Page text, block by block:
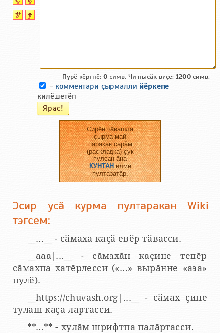
Пурӗ кӗртнӗ: 0 симв. Чи пысӑк виҫе: 1200 симв.
- комментари ҫырмалли йӗркепе
килӗшетӗп
Сирӗн чӑвашла
ҫырма май
паракан сарӑм
(раскладка) ҫук
пулсан ӑна
КУНТАНилме
пултаратӑр.
Эсир усӑ курма пултаракан Wiki
тэгсем:
__...__ - сӑмаха каҫӑ евӗр тӑвасси.
__aaa|...__ - сӑмахӑн каҫине тепӗр
сӑмахпа хатӗрлесси («...» вырӑнне «ааа»
пулӗ).
__https://chuvash.org|...__ - сӑмах ҫине
тулаш каҫӑ лартасси.
**...** - хулӑм шрифтпа палӑртасси.